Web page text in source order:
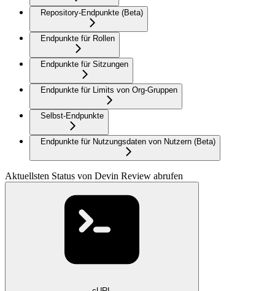
Repository-Endpunkte (Beta)
Endpunkte für Rollen
Endpunkte für Sitzungen
Endpunkte für Limits von Org-Gruppen
Selbst-Endpunkte
Endpunkte für Nutzungsdaten von Nutzern (Beta)
Aktuellsten Status von Devin Review abrufen